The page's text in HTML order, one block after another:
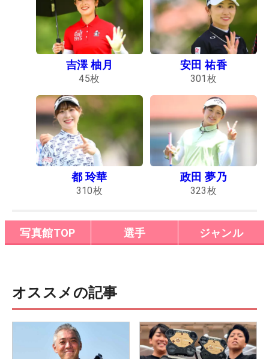
吉澤 柚月
45枚
安田 祐香
301 枚
都 玲華
310枚
政田 夢乃
323枚
写真館TOP 選手 ジャンル
オススメの記事